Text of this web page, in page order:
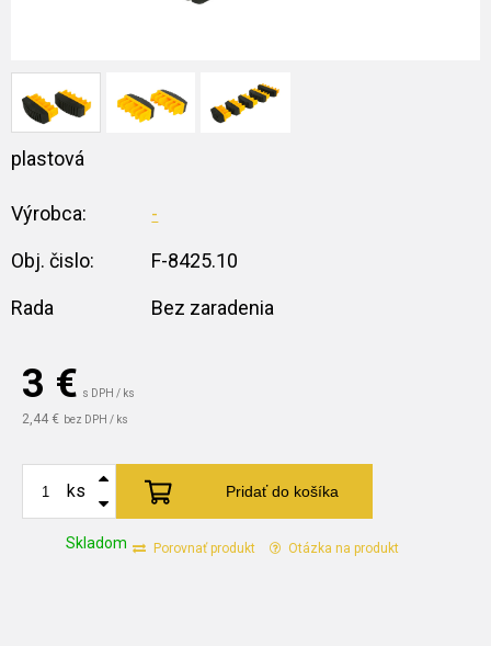
3 € s DPH / ks
2,44 € bez DPH / ks
Skladom
ks Pridať do košíka
Porovnať produkt Otázka na produkt
plastová
Výrobca: -
Obj. čislo: F-8425.10
Rada Bez zaradenia